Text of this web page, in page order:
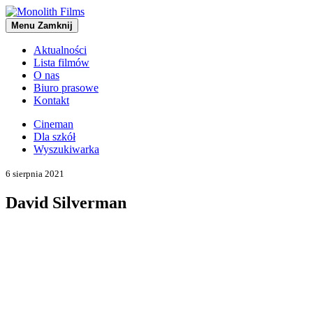
Menu Zamknij
Aktualności
Lista filmów
O nas
Biuro prasowe
Kontakt
Cineman
Dla szkół
Wyszukiwarka
6 sierpnia 2021
David Silverman